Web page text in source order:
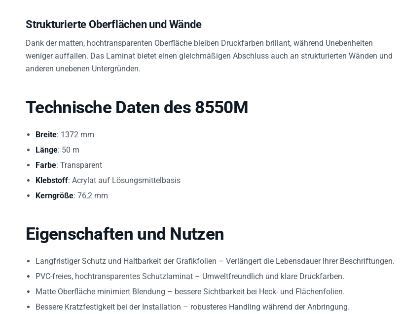
Strukturierte Oberflächen und Wände
Dank der matten, hochtransparenten Oberfläche bleiben Druckfarben brillant, während Unebenheiten
weniger auffallen. Das Laminat bietet einen gleichmäßigen Abschluss auch an strukturierten Wänden und
anderen unebenen Untergründen.
Technische Daten des 8550M
Breite: 1372 mm
Länge: 50 m
Farbe: Transparent
Klebstoff: Acrylat auf Lösungsmittelbasis
Kerngröße: 76,2 mm
Eigenschaften und Nutzen
Langfristiger Schutz und Haltbarkeit der Grafikfolien – Verlängert die Lebensdauer Ihrer Beschriftungen.
PVC-freies, hochtransparentes Schutzlaminat – Umweltfreundlich und klare Druckfarben.
Matte Oberfläche minimiert Blendung – bessere Sichtbarkeit bei Heck- und Flächenfolien.
Bessere Kratzfestigkeit bei der Installation – robusteres Handling während der Anbringung.